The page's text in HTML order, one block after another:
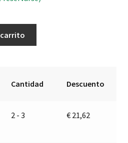
Cantidad Descuento
2 - 3 € 21,62